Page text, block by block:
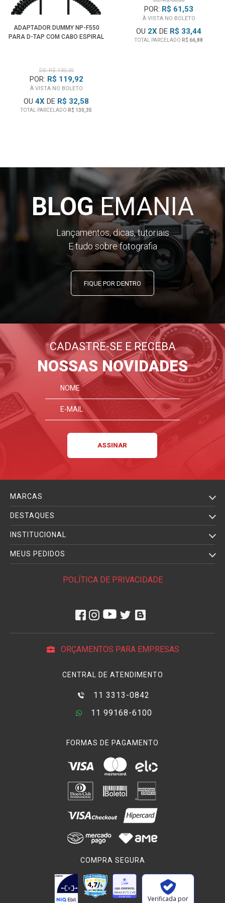
12261
ADAPTADOR DUMMY NP-F550
PARA D-TAP COM CABO ESPIRAL
DE: R$ 130,35
POR: R$ 119,92
À VISTA NO BOLETO
OU 4X DE R$ 32,58
TOTAL PARCELADO R$ 130,35
POR: R$ 61,53
À VISTA NO BOLETO
OU 2X DE R$ 33,44
TOTAL PARCELADO R$ 66,88
BLOGEMANIA
Lançamentos, dicas, tutoriais
E tudo sobre fotografia
FIQUE POR DENTRO
CADASTRE-SE E RECEBA
NOSSAS NOVIDADES
MARCAS
DESTAQUES
INSTITUCIONAL
MEUS PEDIDOS
POLÍTICA DE PRIVACIDADE
ORÇAMENTOS PARA EMPRESAS
CENTRAL DE ATENDIMENTO
11 3313-0842
11 99168-6100
FORMAS DE PAGAMENTO
COMPRA SEGURA
Verificada por